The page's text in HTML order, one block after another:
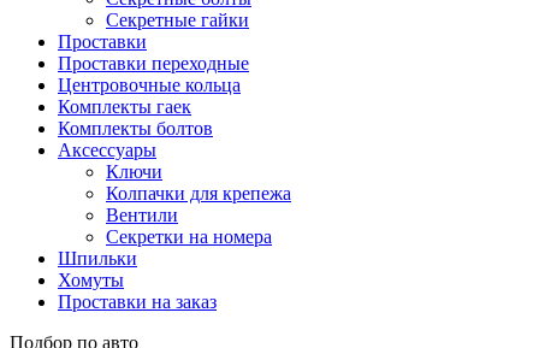
Секретные гайки
Проставки
Проставки переходные
Центровочные кольца
Комплекты гаек
Комплекты болтов
Аксессуары
Ключи
Колпачки для крепежа
Вентили
Секретки на номера
Шпильки
Хомуты
Проставки на заказ
Подбор по авто